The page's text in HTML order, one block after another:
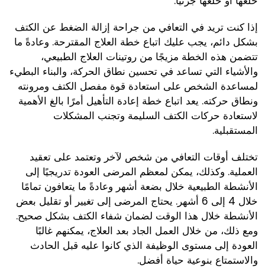
إذا كنت تريد في التعافي من جراحة إزالة الضغط عن الكتف
بشكل دائم، يجب عليك اتباع خطة العلاج المقترحة. وعادةً ما
تتضمن هذه الخطة مزيجًا من روتينات العلاج الطبيعي،
والأشياء التي تساعد في تحسين نطاق الحركة، والبناء البطيء
لمساعدة الشخص على استعادة قوة مفصل الكتف ومرونته
ونطاق حركته. يعد اتباع خطة إعادة التأهيل أمرًا بالغ الأهمية
لاستعادة حركات الكتف السليمة وتجنب المشكلات
المستقبلية.
تختلف أوقات التعافي من شخص لآخر وتعتمد على تعقيد
العملية. وكذلك، يمكن لمعظم المرضى العودة تدريجيًا إلى
الأنشطة الطبيعية خلال بضعة أشهر وعادةً ما يتعافون تمامًا
خلال 4 إلى 6 أشهر. يحتاج المرضى إلى تغيير أو تقليل بعض
الأنشطة خلال هذا الوقت لضمان شفاء الكتف بشكل صحيح.
ومع ذلك، من خلال العمل الجاد بعد العلاج، يمكنهم غالبًا
العودة إلى مستوى الوظيفة الذي كانوا عليه قبل الحادث
والاستمتاع بنوعية حياة أفضل.